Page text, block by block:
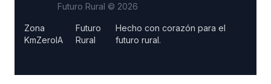
Islas Baleares
Futuro Rural © 2026
Zona
KmZeroIA
Futuro
Rural
Hecho con corazón para el
futuro rural.